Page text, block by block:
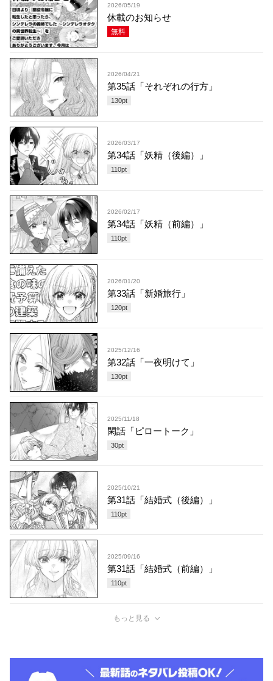
2026/05/19
休載のお知らせ
無料
2026/04/21
第35話「それぞれの行方」
130pt
2026/03/17
第34話「妖精（後編）」
110pt
2026/02/17
第34話「妖精（前編）」
110pt
2026/01/20
第33話「新婚旅行」
120pt
2025/12/16
第32話「一夜明けて」
130pt
2025/11/18
閑話「ピロートーク」
30pt
2025/10/21
第31話「結婚式（後編）」
110pt
2025/09/16
第31話「結婚式（前編）」
110pt
もっと見る